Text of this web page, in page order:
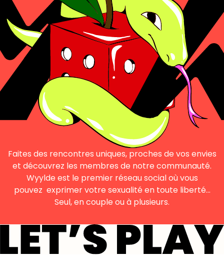
Faites des rencontres uniques, proches de vos envies
et découvrez les membres de notre communauté.
Wyylde est le premier réseau social où vous
pouvez exprimer votre sexualité en toute liberté…
Seul, en couple ou à plusieurs.